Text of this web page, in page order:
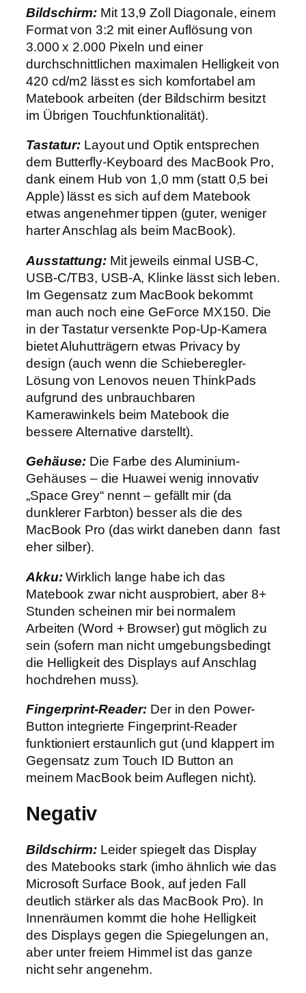
Bildschirm:Mit 13,9 Zoll Diagonale, einem
Format von 3:2 mit einer Auflösung von
3.000 x 2.000 Pixeln und einer
durchschnittlichen maximalen Helligkeit von
420 cd/m2 lässt es sich komfortabel am
Matebook arbeiten (der Bildschirm besitzt
im Übrigen Touchfunktionalität).
Tastatur: Layout und Optik entsprechen
dem Butterfly-Keyboard des MacBook Pro,
dank einem Hub von 1,0 mm (statt 0,5 bei
Apple) lässt es sich auf dem Matebook
etwas angenehmer tippen (guter, weniger
harter Anschlag als beim MacBook).
Ausstattung:Mit jeweils einmal USB-C,
USB-C/TB3, USB-A, Klinke lässt sich leben.
Im Gegensatz zum MacBook bekommt
man auch noch eine GeForce MX150. Die
in der Tastatur versenkte Pop-Up-Kamera
bietet Aluhutträgern etwas Privacy by
design (auch wenn die Schieberegler-
Lösung von Lenovos neuen ThinkPads
aufgrund des unbrauchbaren
Kamerawinkels beim Matebook die
bessere Alternative darstellt).
Gehäuse: Die Farbe des Aluminium-
Gehäuses – die Huawei wenig innovativ
„Space Grey“ nennt – gefällt mir (da
dunklerer Farbton) besser als die des
MacBook Pro (das wirkt daneben dann fast
eher silber).
Akku:Wirklich lange habe ich das
Matebook zwar nicht ausprobiert, aber 8+
Stunden scheinen mir bei normalem
Arbeiten (Word + Browser) gut möglich zu
sein (sofern man nicht umgebungsbedingt
die Helligkeit des Displays auf Anschlag
hochdrehen muss).
Fingerprint-Reader: Der in den Power-
Button integrierte Fingerprint-Reader
funktioniert erstaunlich gut (und klappert im
Gegensatz zum Touch ID Button an
meinem MacBook beim Auflegen nicht).
Negativ
Bildschirm:Leider spiegelt das Display
des Matebooks stark (imho ähnlich wie das
Microsoft Surface Book, auf jeden Fall
deutlich stärker als das MacBook Pro). In
Innenräumen kommt die hohe Helligkeit
des Displays gegen die Spiegelungen an,
aber unter freiem Himmel ist das ganze
nicht sehr angenehm.